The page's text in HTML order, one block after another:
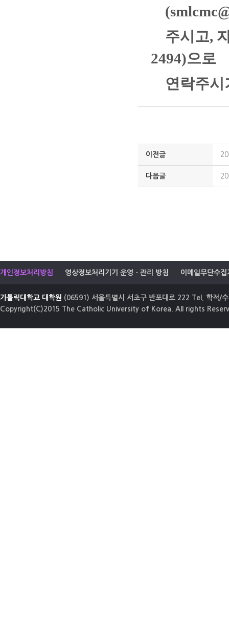
주시고,
2494)으로
연락주
이전글
다음글
개인정보처리방침 영상정보처리기기 운영ㆍ관리 방침 이메일무단수집
가톨릭대학교 대학원 (06591) 서울특별시 서초구 반포대로 222 Tel. 학적/
Copyright(C)2015 The Catholic University of Korea. All rights